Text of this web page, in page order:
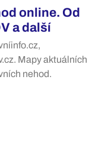
online. Od
a další
Mapy aktuálních
nehod.